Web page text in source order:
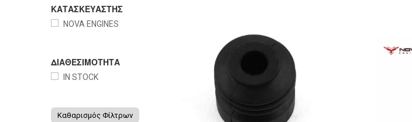
ΚΑΤΑΣΚΕΥΑΣΤΗΣ
NOVA ENGINES
ΔΙΑΘΕΣΙΜΟΤΗΤΑ
IN STOCK
Καθαρισμός Φίλτρων